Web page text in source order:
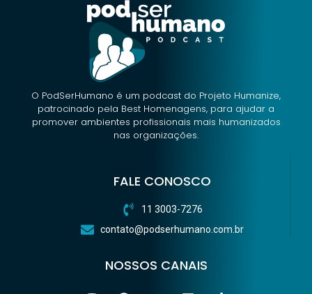
O PodSerHumano é um podcast do Projeto Humanize,
patrocinado pela Best Homenagens, para ajudar a
promover ambientes profissionais mais humanizados
nas organizações.
FALE CONOSCO
11 3003-7276
contato@podserhumano.com.br
NOSSOS CANAIS